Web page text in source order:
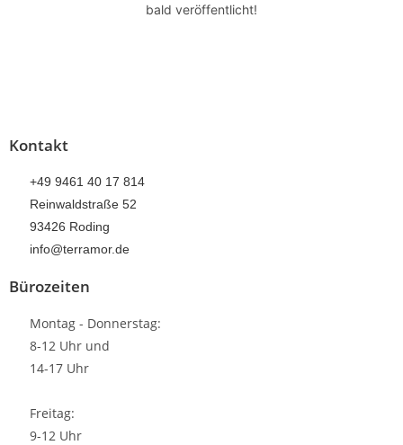
bald veröffentlicht!
Kontakt
+49 9461 40 17 814
Reinwaldstraße 52
93426 Roding
info@terramor.de
Bürozeiten
Montag - Donnerstag:
8-12 Uhr und
14-17 Uhr
Freitag:
9-12 Uhr